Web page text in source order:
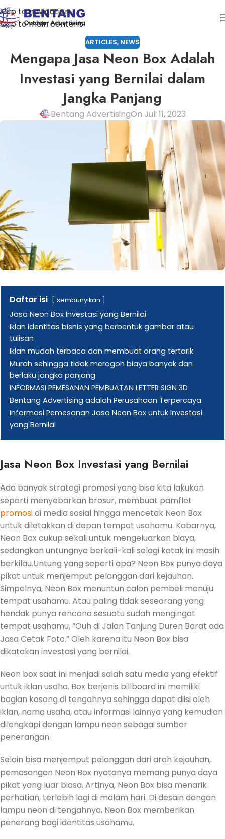
Skip to navigation
Skip to main content
ARTICLES, NEWS
Mengapa Jasa Neon Box Adalah
Investasi yang Bernilai dalam
Jangka Panjang
Bentang AdvertisingOn Juli 11, 2023
Daftar isi sembunyikan
Jasa Neon Box Investasi yang Bernilai
Iklan identitas bisnis yang berbentuk gambar atau
tulisan
Iklan mudah terbaca dan membuat orang tertarik
Murah sehingga tidak merogoh biaya banyak dan
berlaku jangka panjang
INFORMASI PEMESANAN PEMBUATAN LETTER SIGN 3D
Bentang Advertising adalah Perusahaan Terpercaya
Informasi Pemesanan Jasa Neon Box untuk Investasi
yang Bernilai
Jasa Neon Box Investasi yang Bernilai
Ada banyak strategi promosi yang bisa kita lakukan
seperti menyebarkan brosur, membuat pamflet
promosidi media sosial hingga mencetak Neon Box
untuk diletakkan di depan tempat usahamu. Kabarnya,
Neon Box cukup sekali untuk mengeluarkan biaya,
sedangkan untungnya berkali-kali selagi kotak ini masih
berkilau.Untung yang seperti apa? Neon Box punya daya
pikat untuk menjemput pelanggan dari kejauhan.
Simpelnya, Neon Box menuntun calon pembeli menuju
tempat usahamu. Atau paling tidak seseorang yang
hendak punya rencana sesuatu sudah mengingat
tempat usahamu, “Ouh di Jalan Tanjung Duren Barat ada
Jasa Cetak Foto.” Oleh karena itu Neon Box bisa
dikatakan investasi yang bernilai.
Neon box saat ini menjadi salah satu media yang efektif
untuk iklan usaha. Box berjenis billboard ini memiliki
bagian kosong di tengahnya sehingga dapat diisi oleh
iklan, nama usaha, atau informasi lainnya yang kemudian
dilengkapi dengan lampu neon sebagai sumber
penerangan.
Selain bisa menjemput pelanggan dari arah kejauhan,
pemasangan Neon Box nyatanya memang punya daya
pikat yang luar biasa. Artinya, Neon Box bisa menarik
perhatian, terlebih lagi di malam hari. Di desain dengan
lampu neon di tengahnya, Neon Box memberikan
penerang bagi identitas usahamu.